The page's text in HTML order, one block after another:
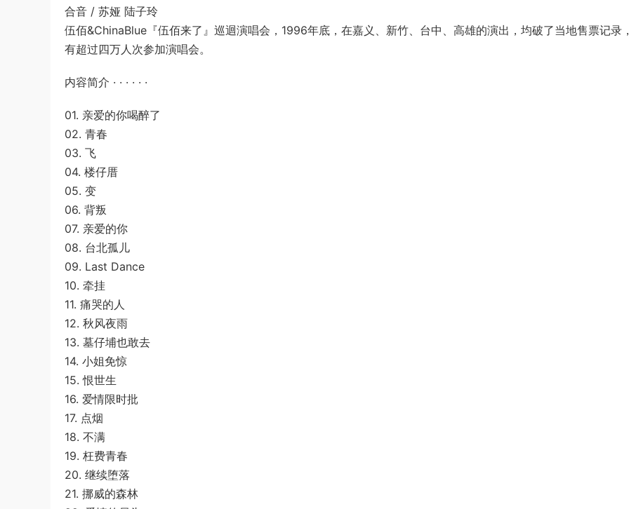
合音 / 苏娅 陆子玲
伍佰&ChinaBlue『伍佰来了』巡迴演唱会，1996年底，在嘉义、新竹、台中、高雄的演出，均破了当地售票记录
有超过四万人次参加演唱会。
内容简介 · · · · · ·
01. 亲爱的你喝醉了
02. 青春
03. 飞
04. 楼仔厝
05. 变
06. 背叛
07. 亲爱的你
08. 台北孤儿
09. Last Dance
10. 牵挂
11. 痛哭的人
12. 秋风夜雨
13. 墓仔埔也敢去
14. 小姐免惊
15. 恨世生
16. 爱情限时批
17. 点烟
18. 不满
19. 枉费青春
20. 继续堕落
21. 挪威的森林